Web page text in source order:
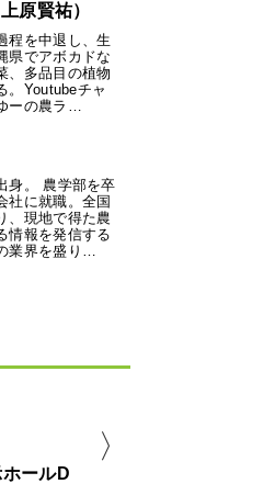
原賢祐）
程を中退し、生
県でアボカドな
、多品目の植物
。Youtubeチャ
ーの農ラ…
身。 農学部を卒
社に就職。全国
、現地で得た農
情報を発信する
業界を盛り…
ールD